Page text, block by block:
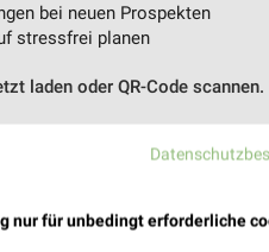
bei neuen Prospekten
stressfrei planen
laden oder QR-Code scannen.
nur für unbedingt erforderliche